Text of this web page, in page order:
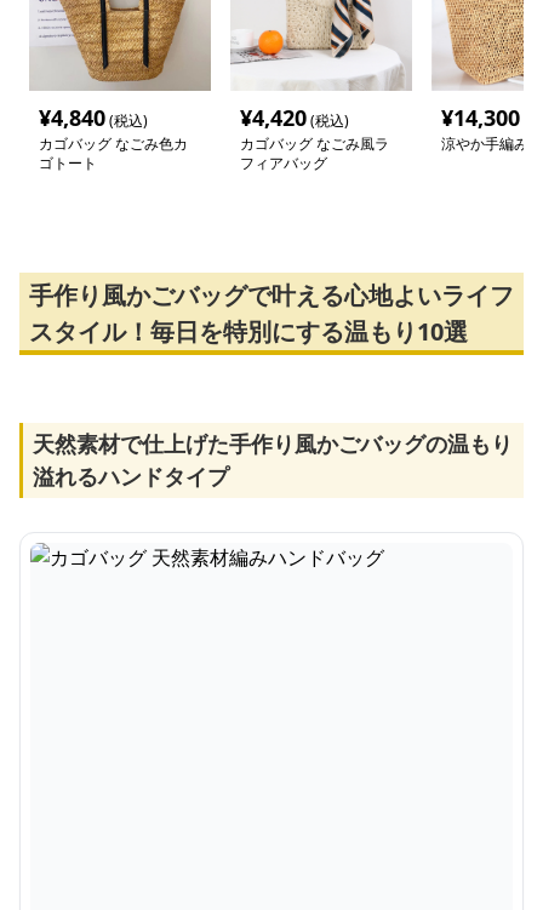
¥4,840(税込)
カゴバッグ なごみ色カ
ゴトート
¥4,420(税込)
カゴバッグ なごみ風ラ
フィアバッグ
¥14,300
涼やか手編み
手作り風かごバッグで叶える心地よいライフ
スタイル！毎日を特別にする温もり10選
天然素材で仕上げた手作り風かごバッグの温もり
溢れるハンドタイプ